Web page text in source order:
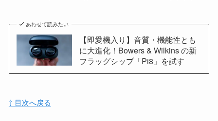
あわせて読みたい
【即愛機入り】音質・機能性とも
に大進化！Bowers & Wilkins の新
フラッグシップ「Pi8」を試す
⇧ 目次へ戻る